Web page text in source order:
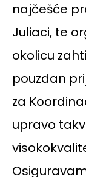
najčešće
Juliaci, te
okolicu
pouzdan
za
upravo